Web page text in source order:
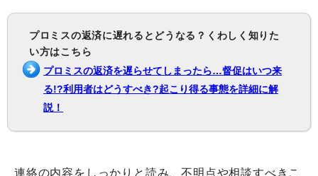
プロミスの返済に遅れるとどうなる？くわしく知りた
い方はこちら
プロミスの返済を遅らせてしまったら…督促はいつ来
る!?利用者はどうすべき?起こり得る事態を詳細に解
説！
連絡の内容をしっかりと読み、不明点や相談すべきこ